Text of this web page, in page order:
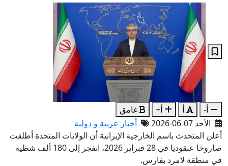
أ- أ أ+
غامق
الأحد 07-06-2026
أخبار عربية و دولية
أعلن المتحدث باسم الخارجية الإيرانية أن الولايات المتحدة أطلقت
صاروخا عنقوديا في 28 فبراير 2026، انفجر إلى 180 ألف شظية
في منطقة لامرد بفارس.